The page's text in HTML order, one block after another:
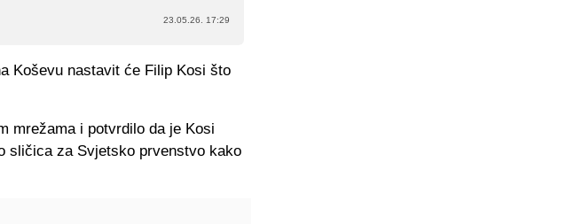
23.05.26. 17:29
Koševu nastavit će Filip Kosi što
mrežama i potvrdilo da je Kosi
sličica za Svjetsko prvenstvo kako